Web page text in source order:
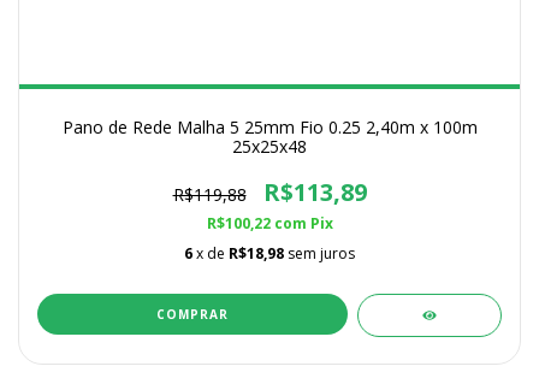
Pano de Rede Malha 5 25mm Fio 0.25 2,40m x 100m
25x25x48
R$119,88 R$113,89
R$100,22 com Pix
6x de R$18,98 sem juros